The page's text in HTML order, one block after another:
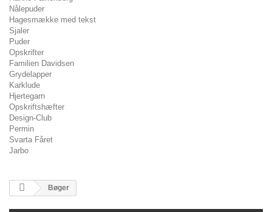
Nålepuder
Hagesmække med tekst
Sjaler
Puder
Opskrifter
Familien Davidsen
Grydelapper
Karklude
Hjertegarn
Opskriftshæfter
Design-Club
Permin
Svarta Fåret
Jarbo
Bøger